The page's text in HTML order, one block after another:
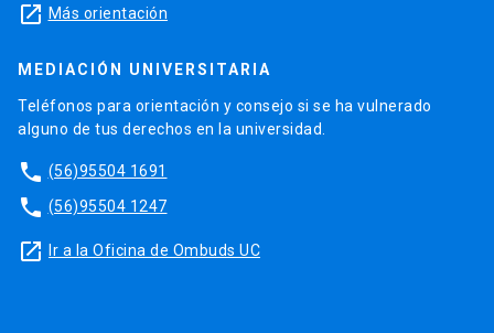
launch Más orientación
MEDIACIÓN UNIVERSITARIA
Teléfonos para orientación y consejo si se ha vulnerado
alguno de tus derechos en la universidad.
phone (56)95504 1691
phone (56)95504 1247
launch Ir a la Oficina de Ombuds UC